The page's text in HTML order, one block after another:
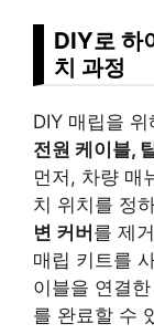
DIY로 하
치 과정
DIY 매립을 위
전원 케이블,
먼저, 차량 매
치 위치를 정
변 커버 를 제
매립 키트를
이블을 연결
를 완료할 수